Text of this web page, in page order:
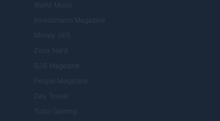
World Music
Investimenti Magazine
Money 365
Zona Nerd
B2B Magazine
People Magazine
Day Travel
Tutto Gaming